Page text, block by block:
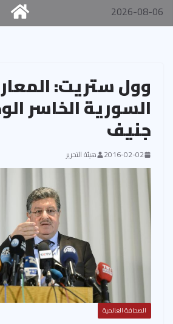
2026-08-06
وول ستريت:
السورية الخاسر
جنيف
2016-02-02 هيئة التحرير
الصحافة العالمية